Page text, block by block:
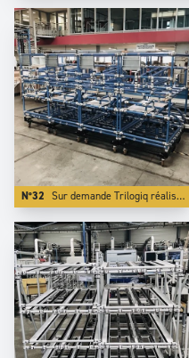
N°32 Sur demande Trilogiq réalise des applications de couleurs personalisées.